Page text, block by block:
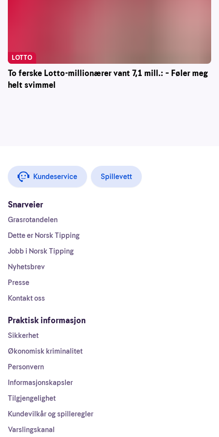
To ferske Lotto-millionærer vant 7,1 mill.: – Føler meg
helt svimmel
LOTTO
Kundeservice Spillevett
Snarveier
Grasrotandelen
Dette er Norsk Tipping
Jobb i Norsk Tipping
Nyhetsbrev
Presse
Kontakt oss
Praktisk informasjon
Sikkerhet
Økonomisk kriminalitet
Personvern
Informasjonskapsler
Tilgjengelighet
Kundevilkår og spilleregler
Varslingskanal